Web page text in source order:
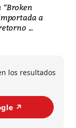
a
...
los resultados
↗️